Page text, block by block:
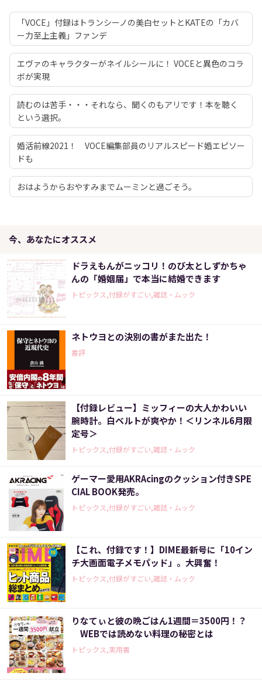
「VOCE」付録はトランシーノの美白セットとKATEの「カバ
ー力至上主義」ファンデ
エヴァのキャラクターがネイルシールに！ VOCEと異色のコラ
ボが実現
読むのは苦手・・・それなら、聞くのもアリです！本を聴く
という選択。
婚活前線2021！ VOCE編集部員のリアルスピード婚エピソー
ドも
おはようからおやすみまでムーミンと過ごそう。
今、あなたにオススメ
ドラえもんがニッコリ！のび太としずかちゃ
んの「婚姻届」で本当に結婚できます
トピックス,付録がすごい,雑誌・ムック
ネトウヨとの決別の書がまた出た！
書評
【付録レビュー】ミッフィーの大人かわいい
腕時計。白ベルトが爽やか！＜リンネル6月限
定号＞
トピックス,付録がすごい,雑誌・ムック
ゲーマー愛用AKRAcingのクッション付きSPE
CIAL BOOK発売。
トピックス,付録がすごい,雑誌・ムック
【これ、付録です！】DIME最新号に「10イン
チ大画面電子メモパッド」。大興奮！
トピックス,付録がすごい,雑誌・ムック
りなてぃと彼の晩ごはん1週間＝3500円！？
WEBでは読めない料理の秘密とは
トピックス,実用書